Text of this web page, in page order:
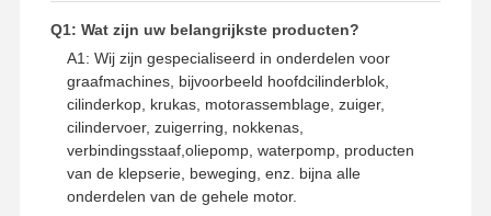
Q1: Wat zijn uw belangrijkste producten?
A1: Wij zijn gespecialiseerd in onderdelen voor
graafmachines, bijvoorbeeld hoofdcilinderblok,
cilinderkop, krukas, motorassemblage, zuiger,
cilindervoer, zuigerring, nokkenas,
verbindingsstaaf,oliepomp, waterpomp, producten
van de klepserie, beweging, enz. bijna alle
onderdelen van de gehele motor.